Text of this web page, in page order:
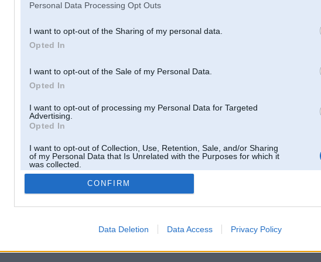
Personal Data Processing Opt Outs
I want to opt-out of the Sharing of my personal data.
Opted In
I want to opt-out of the Sale of my Personal Data.
Opted In
I want to opt-out of processing my Personal Data for Targeted
Advertising.
Opted In
I want to opt-out of Collection, Use, Retention, Sale, and/or Sharing
of my Personal Data that Is Unrelated with the Purposes for which it
was collected.
Opted Out
CONFIRM
Data Deletion Data Access Privacy Policy
darbojas
Tas nav auto klubs un nav saistīts ar